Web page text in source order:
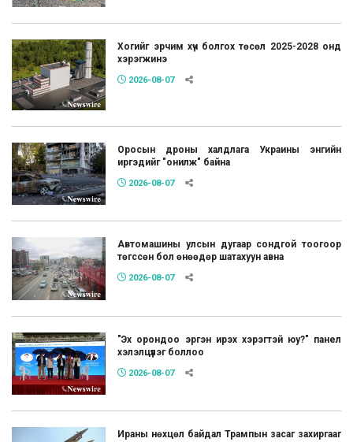
Хогийг эрчим хүч болгох төсөл 2025-2028 онд
хэрэгжинэ
2026-08-07
Оросын дроны халдлага Украины энгийн
иргэдийг "онилж" байна
2026-08-07
Автомашины улсын дугаар сондгой тоогоор
төгссөн бол өнөөдөр шатахуун авна
2026-08-07
"Эх орондоо эргэн ирэх хэрэгтэй юу?" панел
хэлэлцүүлэг боллоо
2026-08-07
Ираны нөхцөл байдал Трампын засаг захиргааг